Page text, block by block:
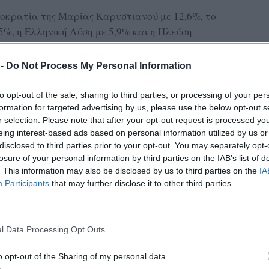
Do Not Process My Personal Information
opt-out of the sale, sharing to third parties, or processing of your
for targeted advertising by us, please use the below opt-out
selection. Please note that after your opt-out request is processed
interest-based ads based on personal information utilized by us
to third parties prior to your opt-out. You may separately
of your personal information by third parties on the IAB’s list of
This information may also be disclosed by us to third parties on the
Participants that may further disclose it to other third parties.
Data Processing Opt Outs
opt-out of the Sharing of my personal data.
της Μαρίας Καρυστιανού με 12,6%, το
η Ελληνική Λύση με 5,9% και η Πλεύση
του ACTION 24 αναδεικνύονται τα
την ελληνική κοινωνία, με την
να κυριαρχούν στην ατζέντα
παρουσιάζουν τα ευρήματα για την
για την πρωθυπουργία και τις
ΔΙΑΦΗΜΙΣΗ